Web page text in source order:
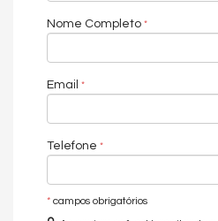
Acessibilidade para PNE
Área de Serviço
Infraestrutura para água quente
Nome Completo
Email
Telefone
* campos obrigatórios